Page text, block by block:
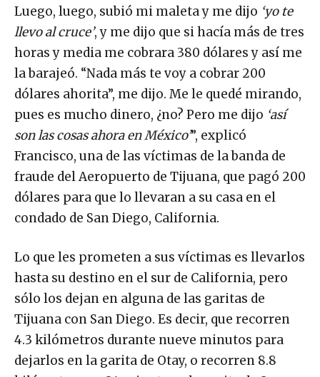
Luego, luego, subió mi maleta y me dijo ‘yo te
llevo al cruce’, y me dijo que si hacía más de tres
horas y media me cobrara 380 dólares y así me
la barajeó. “Nada más te voy a cobrar 200
dólares ahorita”, me dijo. Me le quedé mirando,
pues es mucho dinero, ¿no? Pero me dijo ‘así
son las cosas ahora en México’”, explicó
Francisco, una de las víctimas de la banda de
fraude del Aeropuerto de Tijuana, que pagó 200
dólares para que lo llevaran a su casa en el
condado de San Diego, California.
Lo que les prometen a sus víctimas es llevarlos
hasta su destino en el sur de California, pero
sólo los dejan en alguna de las garitas de
Tijuana con San Diego. Es decir, que recorren
4.3 kilómetros durante nueve minutos para
dejarlos en la garita de Otay, o recorren 8.8